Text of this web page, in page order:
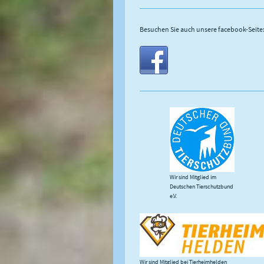
Besuchen Sie auch unsere facebook-Seite:
Wir sind Mitglied im
Deutschen Tierschutzbund
e.V.
Wir sind Mitglied bei Tierheimhelden